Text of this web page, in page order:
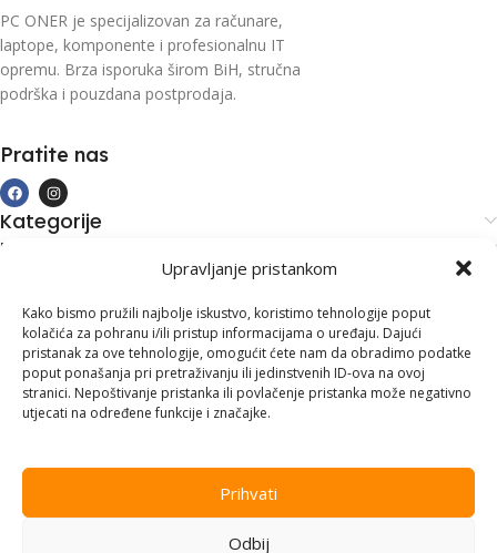
Upravljanje pristankom
Kako bismo pružili najbolje iskustvo, koristimo tehnologije poput
kolačića za pohranu i/ili pristup informacijama o uređaju. Dajući
pristanak za ove tehnologije, omogućit ćete nam da obradimo podatke
poput ponašanja pri pretraživanju ili jedinstvenih ID-ova na ovoj
stranici. Nepoštivanje pristanka ili povlačenje pristanka može negativno
utjecati na određene funkcije i značajke.
Prihvati
Odbij
PC ONER je specijalizovan za računare,
laptope, komponente i profesionalnu IT
opremu. Brza isporuka širom BiH, stručna
podrška i pouzdana postprodaja.
Pratite nas
Kategorije
Kupovina i podrška
Kontakt informacije
Branilaca Bosne, 75 300 Lukavac
+387 35 555 999
info@pconer.ba